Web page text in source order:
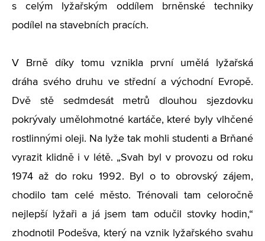
s celým lyžařským oddílem brněnské techniky
podílel na stavebních pracích.
V Brně díky tomu vznikla první umělá lyžařská
dráha svého druhu ve střední a východní Evropě.
Dvě stě sedmdesát metrů dlouhou sjezdovku
pokrývaly umělohmotné kartáče, které byly vlhčené
rostlinnými oleji. Na lyže tak mohli studenti a Brňané
vyrazit klidně i v létě. „Svah byl v provozu od roku
1974 až do roku 1992. Byl o to obrovský zájem,
chodilo tam celé město. Trénovali tam celoročně
nejlepší lyžaři a já jsem tam odučil stovky hodin,“
zhodnotil Podešva, který na vznik lyžařského svahu